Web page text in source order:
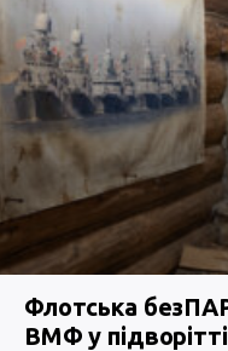
Флотська
ВМФ у